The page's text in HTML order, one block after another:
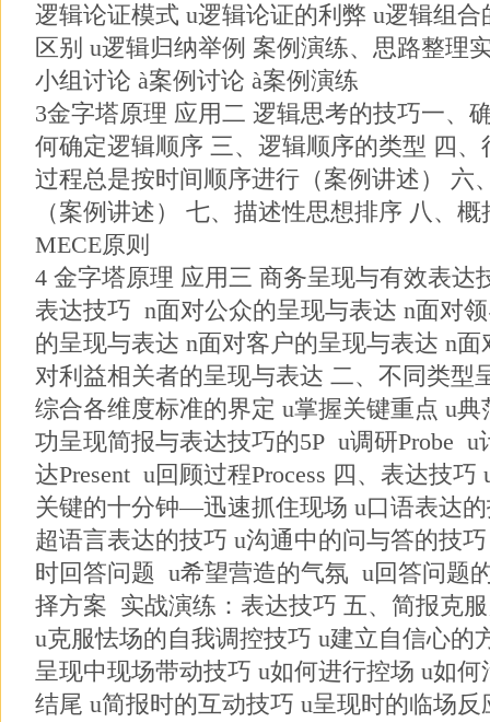
逻辑论证模式 u逻辑论证的利弊 u逻辑组
区别 u逻辑归纳举例 案例演练、思路整
小组讨论 à案例讨论 à案例演练
3金字塔原理 应用二 逻辑思考的技巧一、
何确定逻辑顺序 三、逻辑顺序的类型 四
过程总是按时间顺序进行（案例讲述） 六
（案例讲述） 七、描述性思想排序 八、
MECE原则
4 金字塔原理 应用三 商务呈现与有效表达
表达技巧 n面对公众的呈现与表达 n面对
的呈现与表达 n面对客户的呈现与表达 n
对利益相关者的呈现与表达 二、不同类型
综合各维度标准的界定 u掌握关键重点 u
功呈现简报与表达技巧的5P u调研Probe u
达Present u回顾过程Process 四、表达技
关键的十分钟—迅速抓住现场 u口语表达
超语言表达的技巧 u沟通中的问与答的技
时回答问题 u希望营造的气氛 u回答问题
择方案 实战演练：表达技巧 五、简报克
u克服怯场的自我调控技巧 u建立自信心的
呈现中现场带动技巧 u如何进行控场 u如
结尾 u简报时的互动技巧 u呈现时的临场